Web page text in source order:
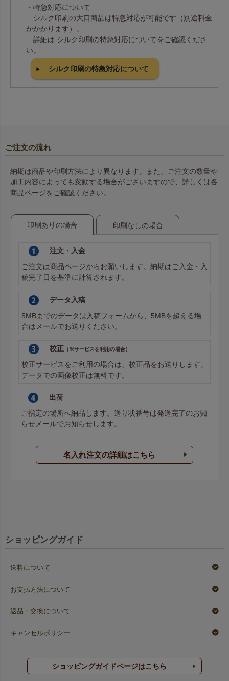
・特急対応について
シルク印刷の大口商品は特急対応が可能です（別途料金
がかかります）。
詳細は シルク印刷の特急対応についてをご確認くださ
い。
シルク印刷の特急対応について
ご注文の流れ
納期は商品や印刷方法により異なります。また、ご注文の数量や
加工内容によっても変動する場合がございますので、詳しくは各
商品ページをご確認ください。
印刷ありの場合 印刷なしの場合
注文・入金
ご注文は商品ページからお願いします。納期はご入金・入
稿完了日を基準に計算されます。
データ入稿
5MBまでのデータは 入稿フォームから、5MBを超える場
合は メールでお送りください。
校正 （※サービスを利用の場合）
校正サービスをご利用の場合は、校正品をお送りします。
データでの画像校正は無料です。
出荷
ご指定の場所へ納品します。送り状番号は発送完了のお知
らせメールでお知らせします。
名入れ注文の詳細はこちら
ショッピングガイド
送料について
お支払方法について
返品・交換について
キャンセルポリシー
ショッピングガイドページはこちら